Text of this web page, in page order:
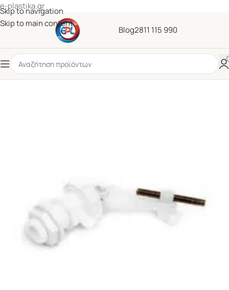
e-plastika.gr
Skip to navigation
Skip to main content
Blog2811 115 990